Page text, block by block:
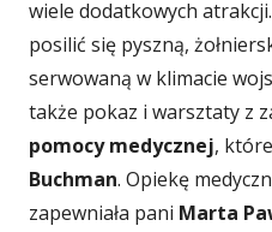
wiele dodatkowych
posilić się pyszną,
serwowaną w klimacie
także pokaz i warsztaty z
pomocy medycznej,
Buchman. Opiekę
zapewniała pani Marta